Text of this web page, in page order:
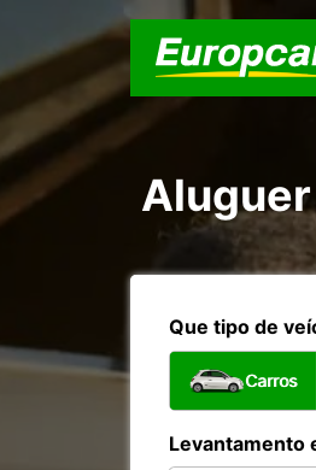
Que tipo de
Carros
Levantamento